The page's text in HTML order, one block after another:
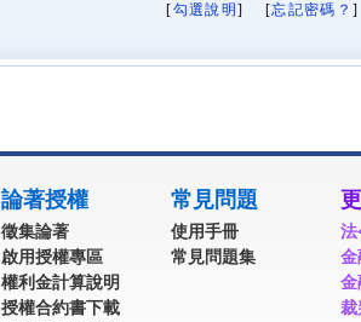
[勾選說明 ] [忘記密碼？
論著授權
徵集論著
啟用授權專區
權利金計算說明
授權合約書下載
常見問題
使用手冊
常見問題集
法
金
金
裁